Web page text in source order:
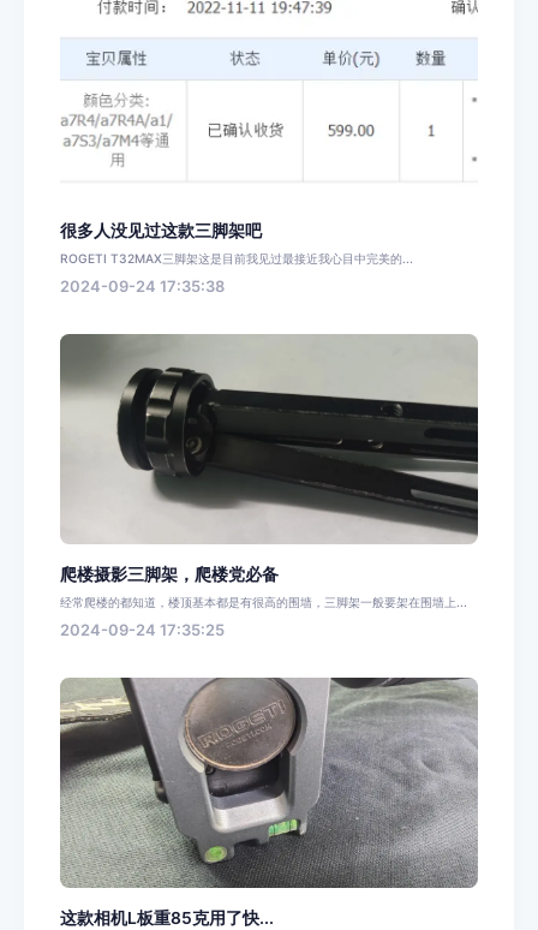
很多人没见过这款三脚架吧
ROGETI T32MAX三脚架这是目前我见过最接近我心目中完美的...
2024-09-24 17:35:38
爬楼摄影三脚架，爬楼党必备
经常爬楼的都知道，楼顶基本都是有很高的围墙，三脚架一般要架在围墙上...
2024-09-24 17:35:25
这款相机L板重85克用了快...